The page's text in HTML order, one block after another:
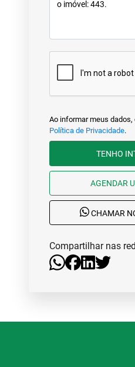
Ao informar meus
Política de Privacidade.
CHAMAR
Compartilhar nas